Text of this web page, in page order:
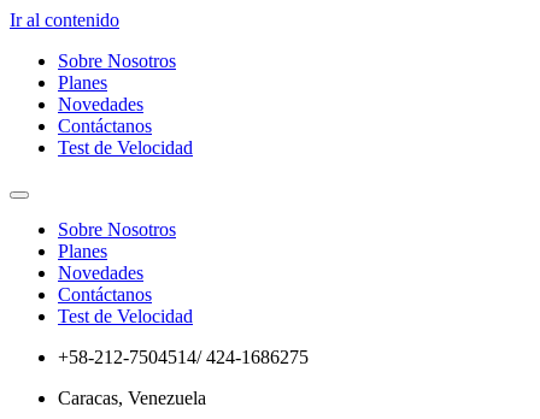
Ir al contenido
Sobre Nosotros
Planes
Novedades
Contáctanos
Test de Velocidad
Sobre Nosotros
Planes
Novedades
Contáctanos
Test de Velocidad
+58-212-7504514/ 424-1686275
Caracas, Venezuela